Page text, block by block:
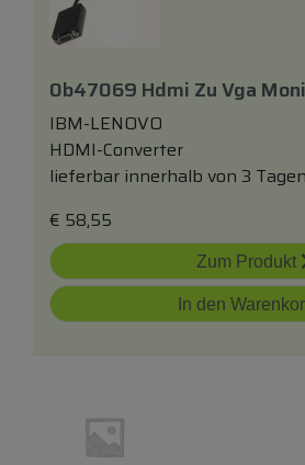
0b47069 Hdmi Zu Vga
IBM-LENOVO
HDMI-Converter
lieferbar innerhalb von 3 Tagen
€ 58,55
Zum Produkt
In den